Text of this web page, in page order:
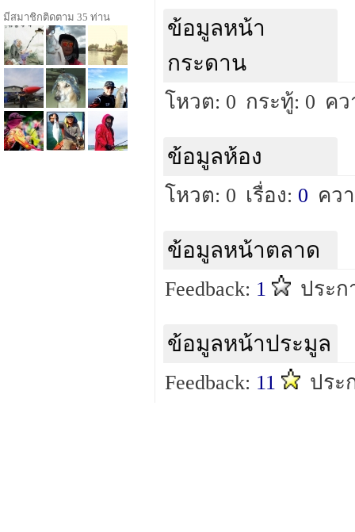
ข้อมูลหน้า
กระดาน
โหวต: 0 กระทู้: 0 ค
ข้อมูลห้อง
โหวต: 0 เรื่อง: 0 คว
ข้อมูลหน้าตลาด
Feedback: 1 ประก
ข้อมูลหน้าประมูล
Feedback: 11 ประ
มีสมาชิกติดตาม 35 ท่าน